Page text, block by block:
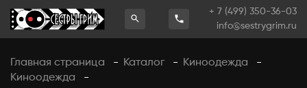
+ 7 (499) 350-36-03
info@sestrygrim.ru
Главная страница - Каталог - Киноодежда
-
Киноодежда
-